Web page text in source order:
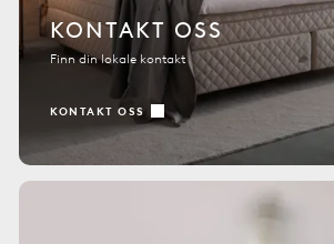
KONTAKT OSS
Finn din lokale kontakt
KONTAKT OSS